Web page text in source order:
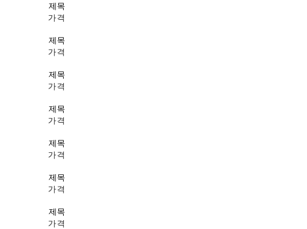
제목
가격
제목
가격
제목
가격
제목
가격
제목
가격
제목
가격
제목
가격